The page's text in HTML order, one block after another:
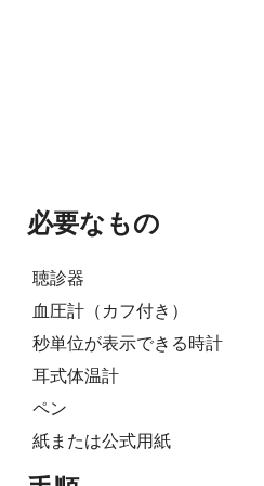
必要なもの
聴診器
血圧計（カフ付き）
秒単位が表示できる時計
耳式体温計
ペン
紙または公式用紙